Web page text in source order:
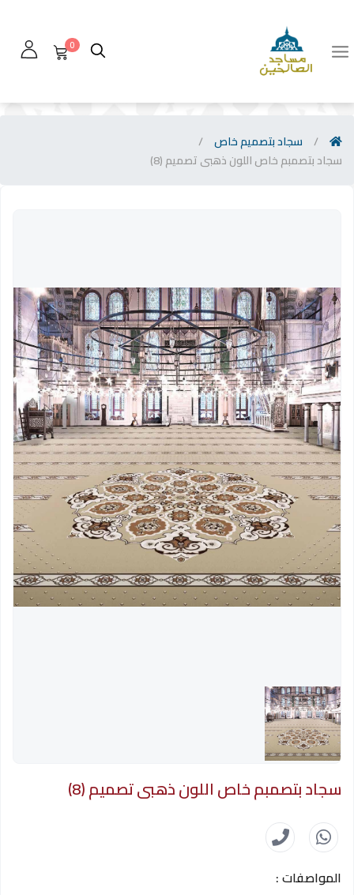
0
/ سجاد بتصميم خاص /
سجاد بتصمبم خاص اللون ذهبى تصميم (8)
سجاد بتصمبم خاص اللون ذهبى تصميم (8)
المواصفات :